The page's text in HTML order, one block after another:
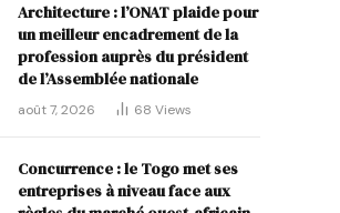
Architecture : l’ONAT plaide pour
un meilleur encadrement de la
profession auprès du président
de l’Assemblée nationale
août 7, 2026 68 Views
Concurrence : le Togo met ses
entreprises à niveau face aux